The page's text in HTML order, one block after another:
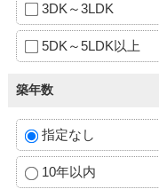
3DK～3LDK
5DK～5LDK以上
築年数
指定なし
10年以内